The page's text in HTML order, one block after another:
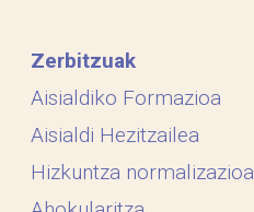
Zerbitzuak
Aisialdiko Formazioa
Aisialdi Hezitzailea
Hizkuntza normalizazioa